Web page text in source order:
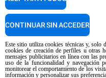
Detergentes para lavado manual
Tratamiento de agua con filtros de
Garantía Unox
Centros de servicio técnico
Aviso sobre el contenido generado
Este sitio utiliza cookies técnicas y, solo
cookies de creación de perfiles u otras
mensajes publicitarios en línea con las
uso de la funcionalidad y navegación
monitorear el comportamiento de los
información y personalizar sus
CONTINUAR SIN ACCEDER